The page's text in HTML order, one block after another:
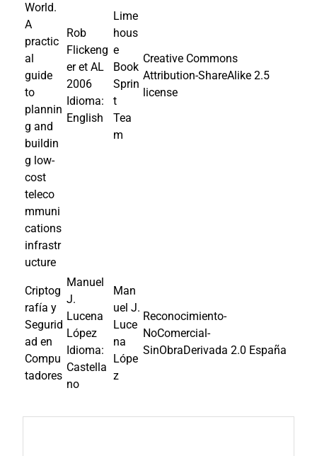
World.
A
practic
al
guide
to
plannin
g and
buildin
g low-
cost
teleco
mmuni
cations
infrastr
ucture
Rob
Flickeng
er et AL
2006
Idioma:
English
Lime
hous
e
Book
Sprin
t
Tea
m
Creative Commons
Attribution-ShareAlike 2.5
license
Criptog
rafía y
Segurid
ad en
Compu
tadores
Manuel
J.
Lucena
López
Idioma:
Castella
no
Man
uel J.
Luce
na
Lópe
z
Reconocimiento-
NoComercial-
SinObraDerivada 2.0 España